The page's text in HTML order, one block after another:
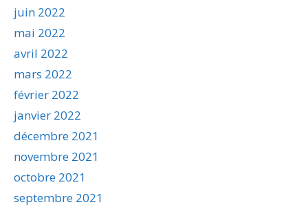
juin 2022
mai 2022
avril 2022
mars 2022
février 2022
janvier 2022
décembre 2021
novembre 2021
octobre 2021
septembre 2021